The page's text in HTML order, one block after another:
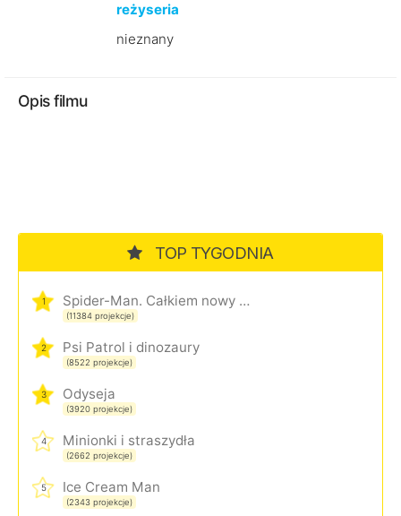
reżyseria
nieznany
Opis filmu
TOP TYGODNIA
1 Spider-Man. Całkiem nowy dzień
(11384 projekcje)
2 Psi Patrol i dinozaury
(8522 projekcje)
3 Odyseja
(3920 projekcje)
4 Minionki i straszydła
(2662 projekcje)
5 Ice Cream Man
(2343 projekcje)